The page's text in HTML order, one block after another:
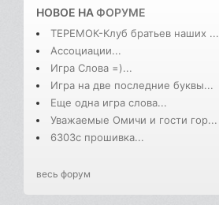
НОВОЕ НАФОРУМЕ
ТЕРЕМОК-Клуб братьев наших ...
Ассоциации...
Игра Слова =)...
Игра на две последние буквы...
Еще одна игра слова...
Уважаемые Омичи и гости гор...
6303с прошивка...
весь форум